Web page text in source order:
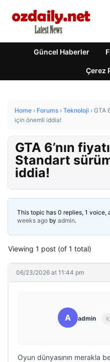
Güncel Haberler
Çerez
Home › Forums › Teknoloji › GTA
için önemli iddia!
GTA 6’nın fiyatı
Standart
iddia!
This topic has 0 replies, 1 voice,
weeks ago by admin.
Viewing 1 post (of 1 total)
06/23/2026 at 11:44 pm
A admin
Oyun dünyasının merakla